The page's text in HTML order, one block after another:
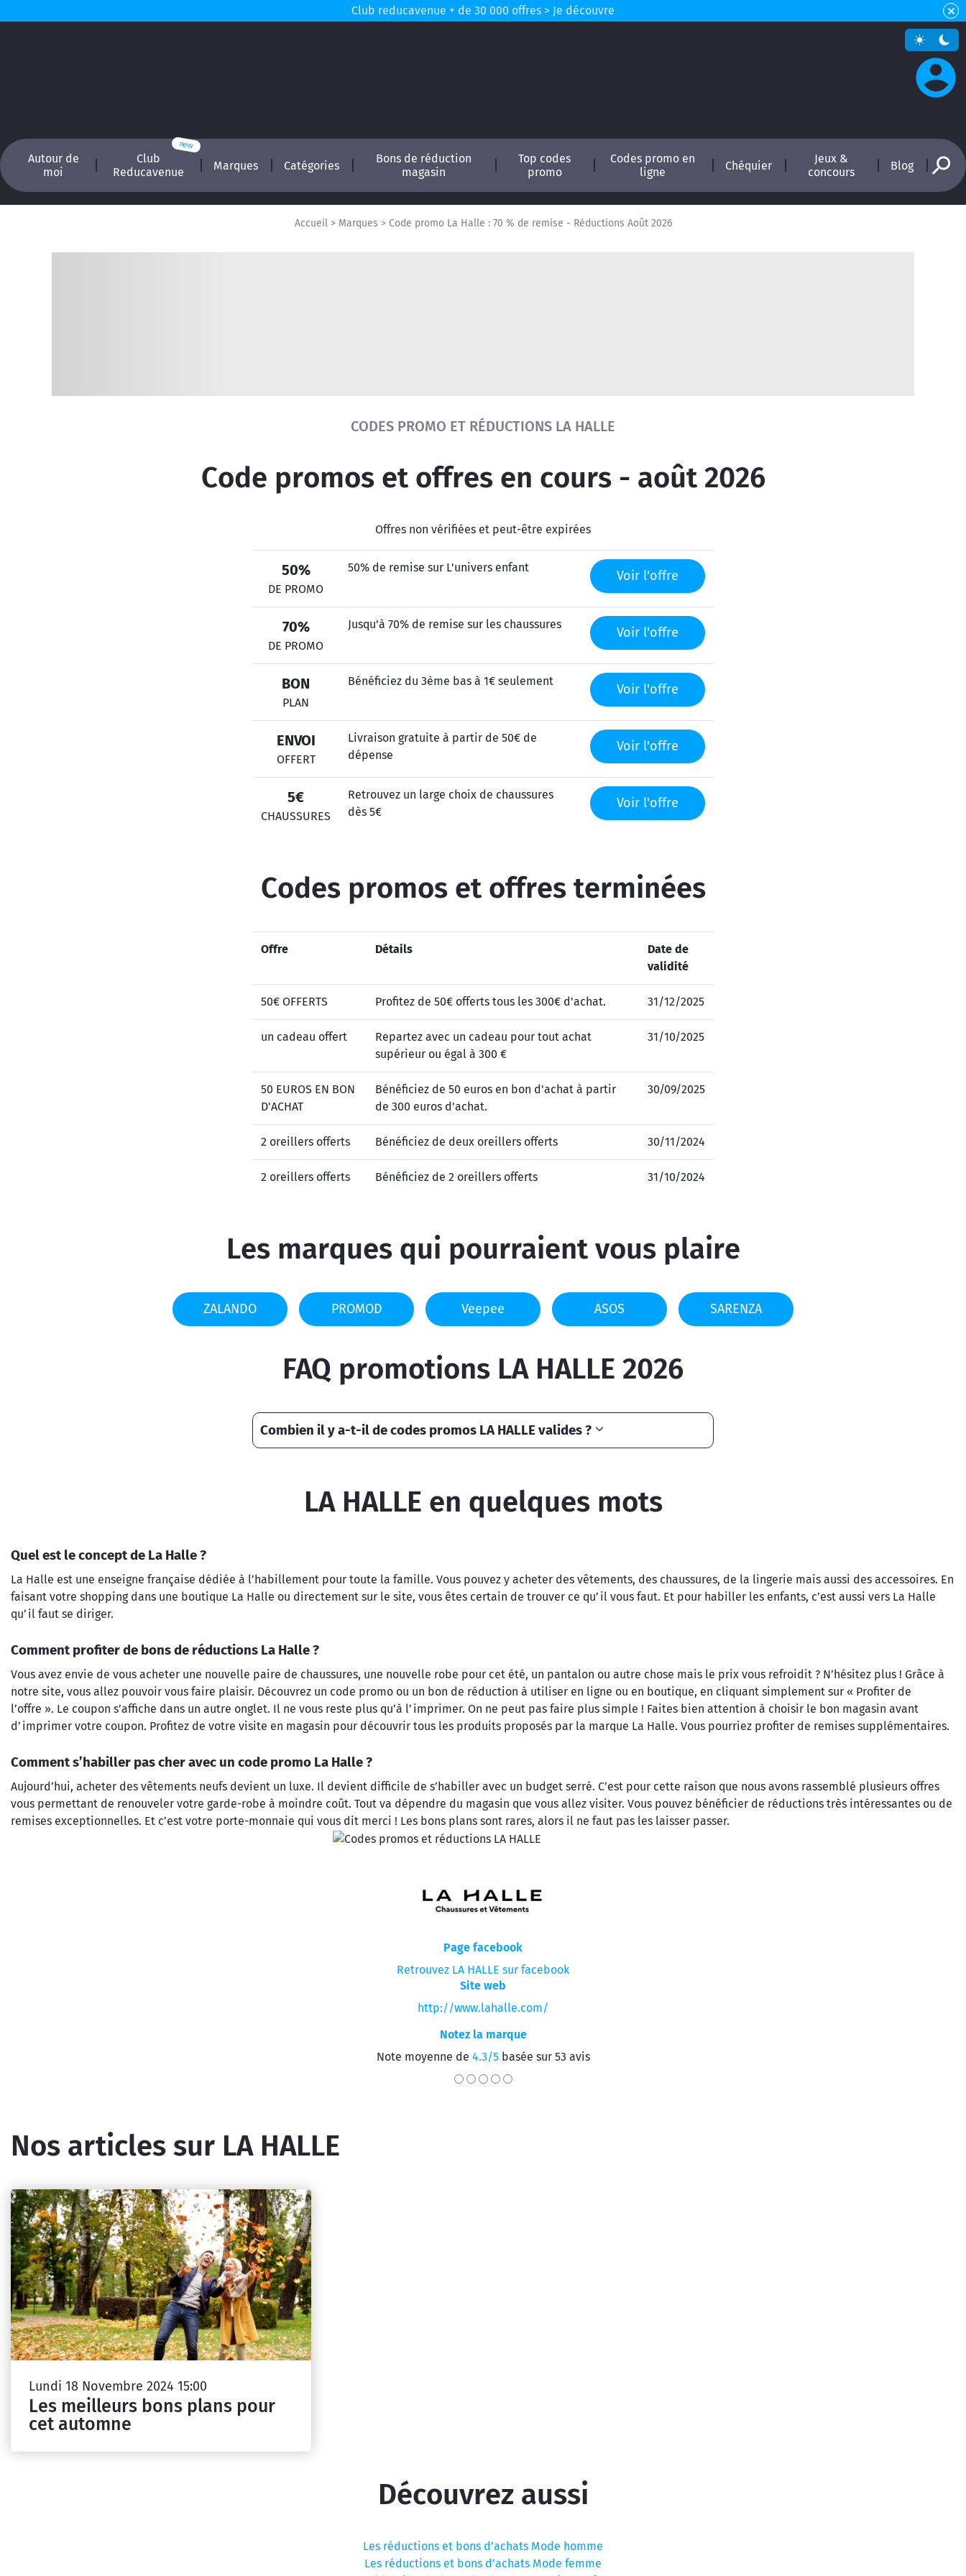
Club reducavenue + de 30 000 offres > Je découvre
Autour de
moi
Club
Reducavenue
Marques Catégories
Bons de réduction
magasin
Top codes
promo
Codes promo en
ligne
Chéquier
Jeux &
concours
Blog
Réinitialiser la recherche
Accueil> Marques > Code promo La Halle : 70 % de remise - Réductions Août 2026
CODES PROMO ET RÉDUCTIONS LA HALLE
Code promos et offres en cours - août 2026
Offres non vérifiées et peut-être expirées
50%
DE PROMO
50% de remise sur L'univers enfant
Voir l'offre
70%
DE PROMO
Jusqu'à 70% de remise sur les chaussures
Voir l'offre
BON
PLAN
Bénéficiez du 3ème bas à 1€ seulement
Voir l'offre
ENVOI
OFFERT
Livraison gratuite à partir de 50€ de
dépense
Voir l'offre
5€
CHAUSSURES
Retrouvez un large choix de chaussures
dès 5€
Voir l'offre
Codes promos et offres terminées
Offre Détails
Date de
validité
50€ OFFERTS Profitez de 50€ offerts tous les 300€ d'achat. 31/12/2025
un cadeau offert
Repartez avec un cadeau pour tout achat
supérieur ou égal à 300 €
31/10/2025
50 EUROS EN BON
D'ACHAT
Bénéficiez de 50 euros en bon d'achat à partir
de 300 euros d'achat.
30/09/2025
2 oreillers offerts Bénéficiez de deux oreillers offerts 30/11/2024
2 oreillers offerts Bénéficiez de 2 oreillers offerts 31/10/2024
Les marques qui pourraient vous plaire
ZALANDO PROMOD Veepee ASOS SARENZA
FAQ promotions LA HALLE 2026
Combien il y a-t-il de codes promos LA HALLE valides ?
LA HALLE en quelques mots
Quel est le concept de La Halle ?
La Halle est une enseigne française dédiée à l’habillement pour toute la famille. Vous pouvez y acheter des vêtements, des chaussures, de la lingerie mais aussi des accessoires. En
faisant votre shopping dans une boutique La Halle ou directement sur le site, vous êtes certain de trouver ce qu’il vous faut. Et pour habiller les enfants, c’est aussi vers La Halle
qu’il faut se diriger.
Comment profiter de bons de réductions La Halle ?
Vous avez envie de vous acheter une nouvelle paire de chaussures, une nouvelle robe pour cet été, un pantalon ou autre chose mais le prix vous refroidit ? N’hésitez plus ! Grâce à
notre site, vous allez pouvoir vous faire plaisir. Découvrez un code promo ou un bon de réduction à utiliser en ligne ou en boutique, en cliquant simplement sur « Profiter de
l’offre ». Le coupon s’affiche dans un autre onglet. Il ne vous reste plus qu’à l’imprimer. On ne peut pas faire plus simple ! Faites bien attention à choisir le bon magasin avant
d’imprimer votre coupon. Profitez de votre visite en magasin pour découvrir tous les produits proposés par la marque La Halle. Vous pourriez profiter de remises supplémentaires.
Comment s’habiller pas cher avec un code promo La Halle ?
Aujourd’hui, acheter des vêtements neufs devient un luxe. Il devient difficile de s’habiller avec un budget serré. C’est pour cette raison que nous avons rassemblé plusieurs offres
vous permettant de renouveler votre garde-robe à moindre coût. Tout va dépendre du magasin que vous allez visiter. Vous pouvez bénéficier de réductions très intéressantes ou de
remises exceptionnelles. Et c’est votre porte-monnaie qui vous dit merci ! Les bons plans sont rares, alors il ne faut pas les laisser passer.
Page facebook
Retrouvez LA HALLE sur facebook
Site web
http://www.lahalle.com/
Notez la marque
Note moyenne de 4.3/5basée sur 53 avis
Nos articles sur LA HALLE
Lundi 18 Novembre 2024 15:00
Les meilleurs bons plans pour
cet automne
Découvrez aussi
Les réductions et bons d’achats Mode homme
Les réductions et bons d’achats Mode femme